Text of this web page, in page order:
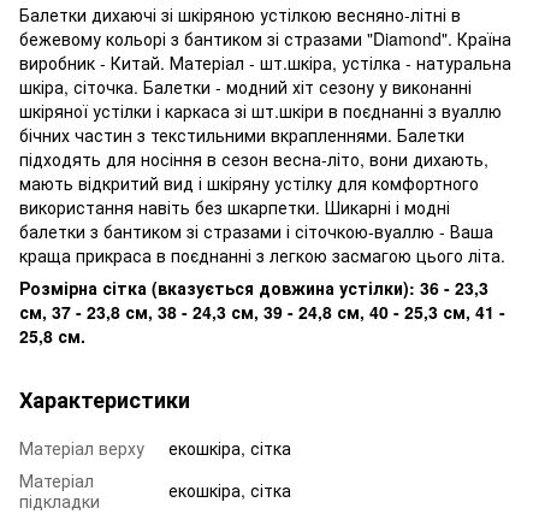
Балетки дихаючі зі шкіряною устілкою весняно-літні в
бежевому кольорі з бантиком зі стразами "Diamond". Країна
виробник - Китай. Матеріал - шт.шкіра, устілка - натуральна
шкіра, сіточка. Балетки - модний хіт сезону у виконанні
шкіряної устілки і каркаса зі шт.шкіри в поєднанні з вуаллю
бічних частин з текстильними вкрапленнями. Балетки
підходять для носіння в сезон весна-літо, вони дихають,
мають відкритий вид і шкіряну устілку для комфортного
використання навіть без шкарпетки. Шикарні і модні
балетки з бантиком зі стразами і сіточкою-вуаллю - Ваша
краща прикраса в поєднанні з легкою засмагою цього літа.
Розмірна сітка (вказується довжина устілки): 36 - 23,3
см, 37 - 23,8 см, 38 - 24,3 см, 39 - 24,8 см, 40 - 25,3 см, 41 -
25,8 см.
Характеристики
Матеріал верху
екошкіра, сітка
Матеріал
підкладки
екошкіра, сітка